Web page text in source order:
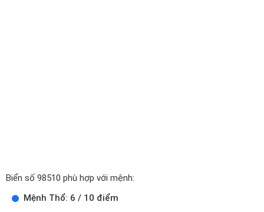
Biển số 98510 phù hợp với mệnh:
Mệnh Thổ: 6 / 10 điểm